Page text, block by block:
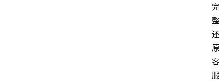
完
整
还
原
客
服